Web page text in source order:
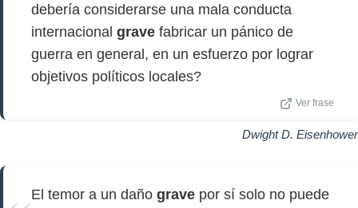
debería considerarse una mala conducta
internacional grave fabricar un pánico de
guerra en general, en un esfuerzo por lograr
objetivos políticos locales?
Ver frase
Dwight D. Eisenhower
El temor a un daño grave por sí solo no puede